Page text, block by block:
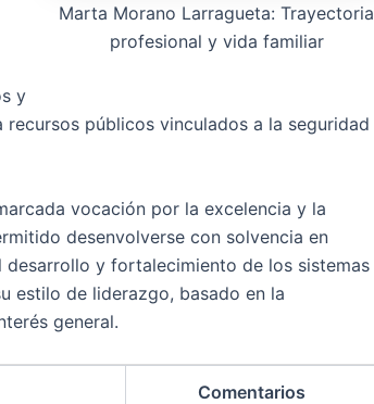
Marta Morano Larragueta: Trayectoria
profesional y vida familiar
y
públicos vinculados a la seguridad
vocación por la excelencia y la
desenvolverse con solvencia en
y fortalecimiento de los sistemas
estilo de liderazgo, basado en la
general.
Comentarios